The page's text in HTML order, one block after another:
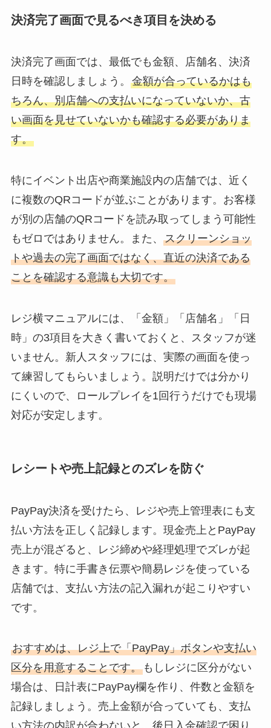
決済完了画面で見るべき項目を決める
決済完了画面では、最低でも金額、店舗名、決済
日時を確認しましょう。 金額が合っているかはも
ちろん、別店舗への支払いになっていないか、古
い画面を見せていないかも確認する必要がありま
す。
特にイベント出店や商業施設内の店舗では、近く
に複数のQRコードが並ぶことがあります。お客様
が別の店舗のQRコードを読み取ってしまう可能性
もゼロではありません。また、 スクリーンショッ
トや過去の完了画面ではなく、直近の決済である
ことを確認する意識も大切です。
レジ横マニュアルには、「金額」「店舗名」「日
時」の3項目を大きく書いておくと、スタッフが迷
いません。新人スタッフには、実際の画面を使っ
て練習してもらいましょう。説明だけでは分かり
にくいので、ロールプレイを1回行うだけでも現場
対応が安定します。
レシートや売上記録とのズレを防ぐ
PayPay決済を受けたら、レジや売上管理表にも支
払い方法を正しく記録します。現金売上とPayPay
売上が混ざると、レジ締めや経理処理でズレが起
きます。特に手書き伝票や簡易レジを使っている
店舗では、支払い方法の記入漏れが起こりやすい
です。
おすすめは、レジ上で「PayPay」ボタンや支払い
区分を用意することです。もしレジに区分がない
場合は、日計表にPayPay欄を作り、件数と金額を
記録しましょう。売上金額が合っていても、支払